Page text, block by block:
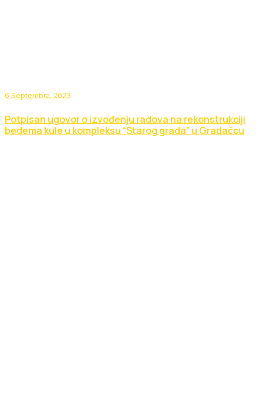
6 Septembra, 2023
Potpisan ugovor o izvođenju radova na rekonstrukciji
bedema kule u kompleksu “Starog grada” u Gradačcu